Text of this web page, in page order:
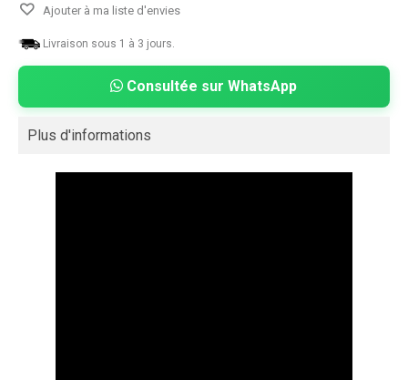
Ajouter à ma liste d'envies
Livraison sous 1 à 3 jours.
Consultée sur WhatsApp
Plus d'informations